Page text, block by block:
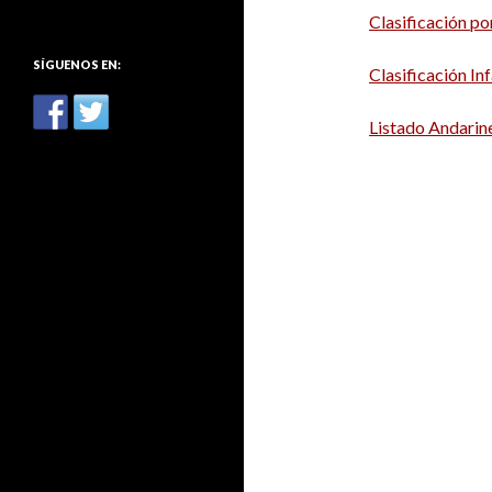
Clasificación
Clasificación
Listado
SÍGUENOS EN: